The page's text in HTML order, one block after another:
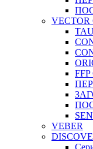
VECTOR
VEBER